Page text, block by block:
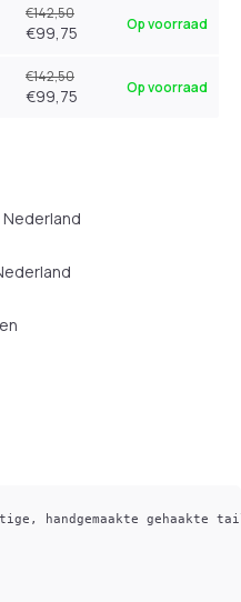
€142,50
€99,75 Op voorraad
€142,50
€99,75 Op voorraad
Nederland
handgemaakte